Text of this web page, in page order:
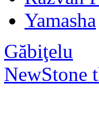
Yamasha
Găbiţelu
NewStone